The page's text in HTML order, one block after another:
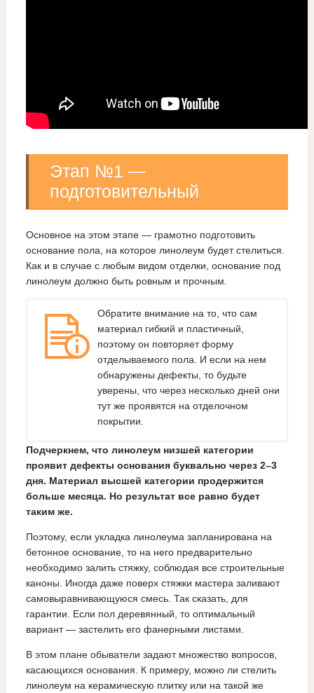
Этап №1 —
подготовительный
Основное на этом этапе — грамотно подготовить
основание пола, на которое линолеум будет стелиться.
Как и в случае с любым видом отделки, основание под
линолеум должно быть ровным и прочным.
Обратите внимание на то, что сам
материал гибкий и пластичный,
поэтому он повторяет форму
отделываемого пола. И если на нем
обнаружены дефекты, то будьте
уверены, что через несколько дней они
тут же проявятся на отделочном
покрытии.
Подчеркнем, что линолеум низшей категории
проявит дефекты основания буквально через 2–3
дня. Материал высшей категории продержится
больше месяца. Но результат все равно будет
таким же.
Поэтому, если укладка линолеума запланирована на
бетонное основание, то на него предварительно
необходимо залить стяжку, соблюдая все строительные
каноны. Иногда даже поверх стяжки мастера заливают
самовыравнивающуюся смесь. Так сказать, для
гарантии. Если пол деревянный, то оптимальный
вариант — застелить его фанерными листами.
В этом плане обыватели задают множество вопросов,
касающихся основания. К примеру, можно ли стелить
линолеум на керамическую плитку или на такой же